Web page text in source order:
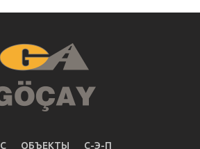
ОБЪЕКТЫ С-Э-П